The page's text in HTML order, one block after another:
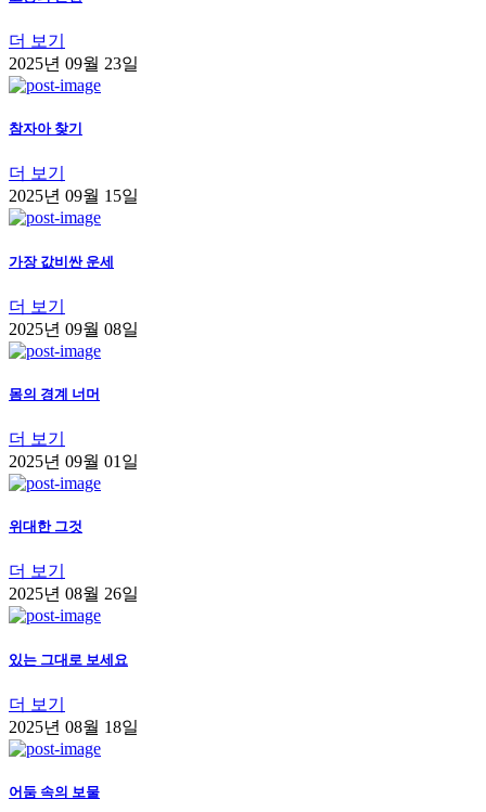
더 보기
2025년 09월 23일
참자아 찾기
더 보기
2025년 09월 15일
가장 값비싼 운세
더 보기
2025년 09월 08일
몸의 경계 너머
더 보기
2025년 09월 01일
위대한 그것
더 보기
2025년 08월 26일
있는 그대로 보세요
더 보기
2025년 08월 18일
어둠 속의 보물